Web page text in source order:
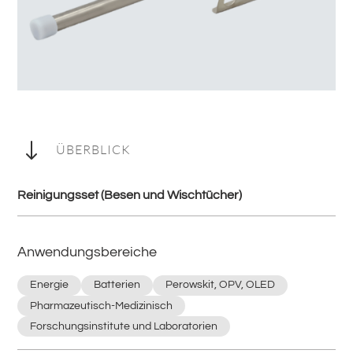
" ÜBERBLICK
Reinigungsset (Besen und Wischtücher)
Anwendungsbereiche
Energie Batterien
Perowskit, OPV, OLED
Pharmazeutisch-Medizinisch
Forschungsinstitute und Laboratorien